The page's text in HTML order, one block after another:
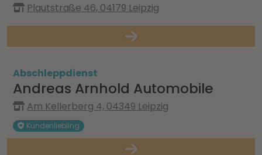
Plautstraße 46, 04179 Leipzig
Abschleppdienst
Andreas Arnhold Automobile
Am Kellerberg 4, 04349 Leipzig
Kundenliebling